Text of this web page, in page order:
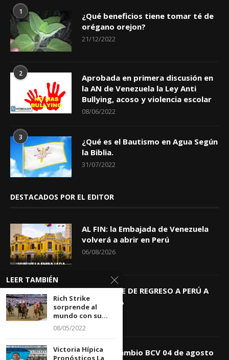
1
¿Qué beneficios tiene tomar té de
orégano orejon?
21/12/2022
2
Aprobada en primera discusión en
la AN de Venezuela la Ley Anti
Bullying, acoso y violencia escolar
08/06/2022
3
¿Qué es el Bautismo en Agua Según
la Biblia.
31/07/2022
DESTACADOS POR EL EDITOR
AL FIN: la Embajada de Venezuela
volverá a abrir en Perú
06/08/2026
KEIKO TRAE DE REGRESO A PERÚ A
GIOVANNA
04/08/2026
Tasa de Cambio BCV 04 de agosto
LEER TAMBIÉN
Rich Strike
sorprende al
mundo con su...
08/05/2022
Victoria Hípica
Pronósticos La